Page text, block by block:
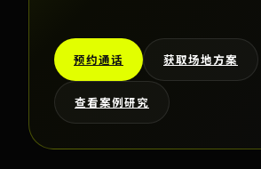
预约通话 获取场地方案
查看案例研究